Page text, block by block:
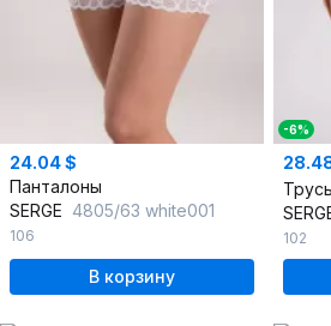
24.04 $
Панталоны
SERGE 4805/63 white001
106
В корзину
-6%
102